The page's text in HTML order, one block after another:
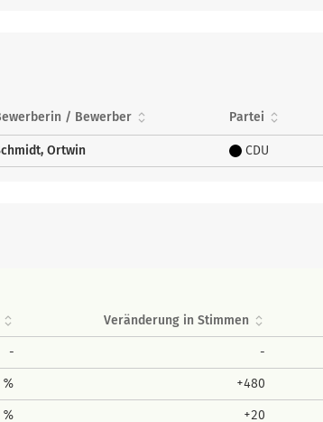
/ Bewerber Partei
Ortwin CDU
Veränderung in Stimmen
- -
% +480
% +20